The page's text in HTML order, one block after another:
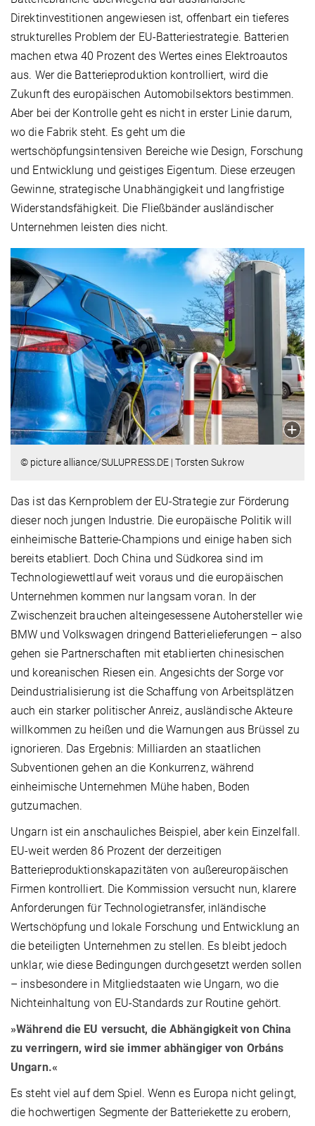
Direktinvestitionen angewiesen ist, offenbart ein tieferes
strukturelles Problem der EU-Batteriestrategie. Batterien
machen etwa 40 Prozent des Wertes eines Elektroautos
aus. Wer die Batterieproduktion kontrolliert, wird die
Zukunft des europäischen Automobilsektors bestimmen.
Aber bei der Kontrolle geht es nicht in erster Linie darum,
wo die Fabrik steht. Es geht um die
wertschöpfungsintensiven Bereiche wie Design, Forschung
und Entwicklung und geistiges Eigentum. Diese erzeugen
Gewinne, strategische Unabhängigkeit und langfristige
Widerstandsfähigkeit. Die Fließbänder ausländischer
Unternehmen leisten dies nicht.
© picture alliance/SULUPRESS.DE | Torsten Sukrow
Das ist das Kernproblem der EU-Strategie zur Förderung
dieser noch jungen Industrie. Die europäische Politik will
einheimische Batterie-Champions und einige haben sich
bereits etabliert. Doch China und Südkorea sind im
Technologiewettlauf weit voraus und die europäischen
Unternehmen kommen nur langsam voran. In der
Zwischenzeit brauchen alteingesessene Autohersteller wie
BMW und Volkswagen dringend Batterielieferungen – also
gehen sie Partnerschaften mit etablierten chinesischen
und koreanischen Riesen ein. Angesichts der Sorge vor
Deindustrialisierung ist die Schaffung von Arbeitsplätzen
auch ein starker politischer Anreiz, ausländische Akteure
willkommen zu heißen und die Warnungen aus Brüssel zu
ignorieren. Das Ergebnis: Milliarden an staatlichen
Subventionen gehen an die Konkurrenz, während
einheimische Unternehmen Mühe haben, Boden
gutzumachen.
Ungarn ist ein anschauliches Beispiel, aber kein Einzelfall.
EU-weit werden 86 Prozent der derzeitigen
Batterieproduktionskapazitäten von außereuropäischen
Firmen kontrolliert. Die Kommission versucht nun, klarere
Anforderungen für Technologietransfer, inländische
Wertschöpfung und lokale Forschung und Entwicklung an
die beteiligten Unternehmen zu stellen. Es bleibt jedoch
unklar, wie diese Bedingungen durchgesetzt werden sollen
– insbesondere in Mitgliedstaaten wie Ungarn, wo die
Nichteinhaltung von EU-Standards zur Routine gehört.
»Während die EU versucht, die Abhängigkeit von China
zu verringern, wird sie immer abhängiger von Orbáns
Ungarn.«
Es steht viel auf dem Spiel. Wenn es Europa nicht gelingt,
die hochwertigen Segmente der Batteriekette zu erobern,